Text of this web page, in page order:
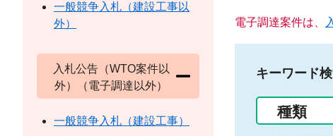
電子調達案件は、
キーワード
種類
一般競争入札（建設工事以
外）
入札公告（WTO案件以
外）（電子調達以外）
一般競争入札（建設工事）